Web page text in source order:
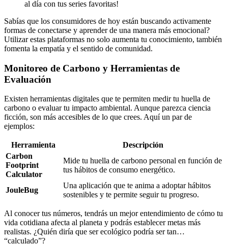
al día con tus series favoritas!
Sabías que los consumidores de hoy están buscando activamente
formas de conectarse y aprender de una manera más emocional?
Utilizar estas plataformas no solo aumenta tu conocimiento, también
fomenta la empatía y el sentido de comunidad.
Monitoreo de Carbono y Herramientas de
Evaluación
Existen herramientas digitales que te permiten medir tu huella de
carbono o evaluar tu impacto ambiental. Aunque parezca ciencia
ficción, son más accesibles de lo que crees. Aquí un par de
ejemplos:
Herramienta
Descripción
Carbon
Footprint
Calculator
Mide tu huella de carbono personal en función de
tus hábitos de consumo energético.
JouleBug
Una aplicación que te anima a adoptar hábitos
sostenibles y te permite seguir tu progreso.
Al conocer tus números, tendrás un mejor entendimiento de cómo tu
vida cotidiana afecta al planeta y podrás establecer metas más
realistas. ¿Quién diría que ser ecológico podría ser tan…
“calculado”?